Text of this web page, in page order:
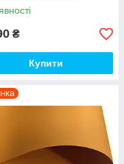
₴
Купити